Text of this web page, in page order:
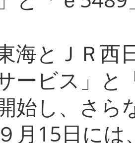
海とＪＲ西
ービス」
始し、さら
月15日に